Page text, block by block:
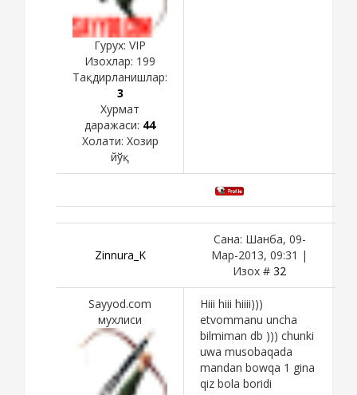
Гурух: VIP
Изохлар: 199
Тақдирланишлар:
3
Хурмат
даражаси: 44
Холати: Хозир
йўқ
Zinnura_K
Сана: Шанба, 09-
Мар-2013, 09:31 |
Изох # 32
Sayyod.com
мухлиси
Hiii hiii hiiii)))
etvommanu uncha
bilmiman db ))) chunki
uwa musobaqada
mandan bowqa 1 gina
qiz bola boridi